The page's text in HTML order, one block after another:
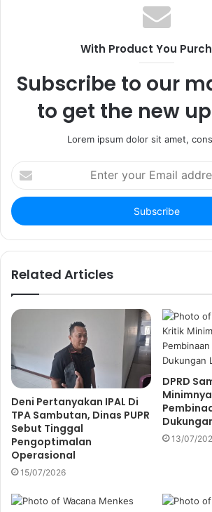
b
t
c
e
o
k
r
m
With Product You
Subscribe to our
to get the new
Lorem ipsum dolor sit amet,
E
n
e
y
u
E
m
d
d
r
e
s
Related Articles
Deni Pertanyakan IPAL Di
TPA Sambutan, Dinas PUPR
Sebut Tinggal
Pengoptimalan
Operasional
15/07/2026
DPRD
13/07/